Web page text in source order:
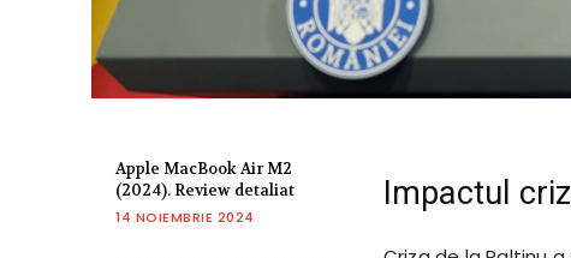
Apple MacBook Air M2
(2024). Review detaliat
14 NOIEMBRIE 2024
Impactul